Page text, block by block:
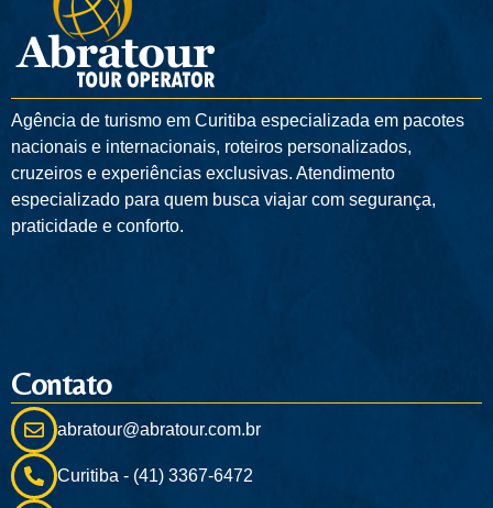
Agência de turismo em Curitiba especializada em pacotes
nacionais e internacionais, roteiros personalizados,
cruzeiros e experiências exclusivas. Atendimento
especializado para quem busca viajar com segurança,
praticidade e conforto.
Contato
abratour@abratour.com.br
Curitiba - (41) 3367-6472